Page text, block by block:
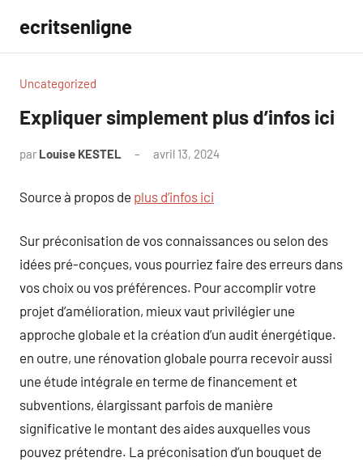
contenu
ecritsenligne
Uncategorized
Expliquer simplement plus d’infos ici
par Louise KESTEL avril 13, 2024
Source à propos de plus d’infos ici
Sur préconisation de vos connaissances ou selon des
idées pré-conçues, vous pourriez faire des erreurs dans
vos choix ou vos préférences. Pour accomplir votre
projet d’amélioration, mieux vaut privilégier une
approche globale et la création d’un audit énergétique.
en outre, une rénovation globale pourra recevoir aussi
une étude intégrale en terme de financement et
subventions, élargissant parfois de manière
significative le montant des aides auxquelles vous
pouvez prétendre. La préconisation d’un bouquet de